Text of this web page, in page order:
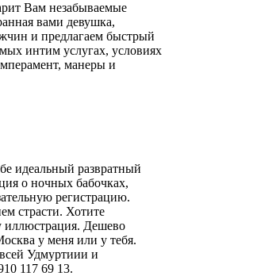
Вам незабываемые
вами девушка,
и предлагаем быстрый
интим услугах, условиях
манеры и
идеальный развратный
о ночных бабочках,
регистрацию.
страсти. Хотите
иллюстрация. Дешево
у меня или у тебя.
Удмуртиии и
117 69 13.